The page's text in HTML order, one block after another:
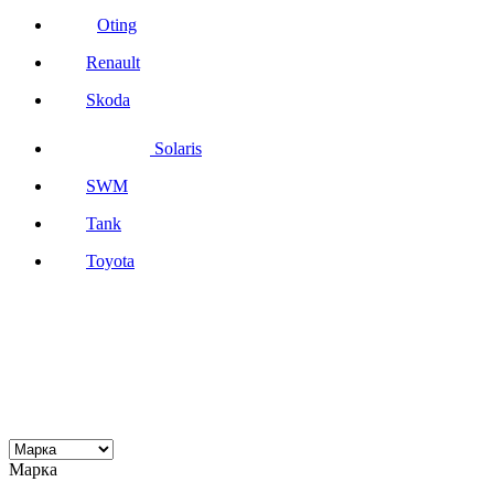
Oting
Renault
Skoda
Solaris
SWM
Tank
Toyota
Марка